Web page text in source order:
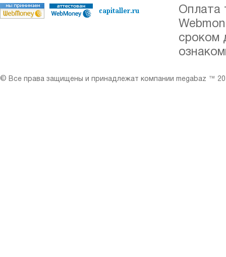
Оплата
сроком
© Все права защищены и принадлежат компании megabaz ™